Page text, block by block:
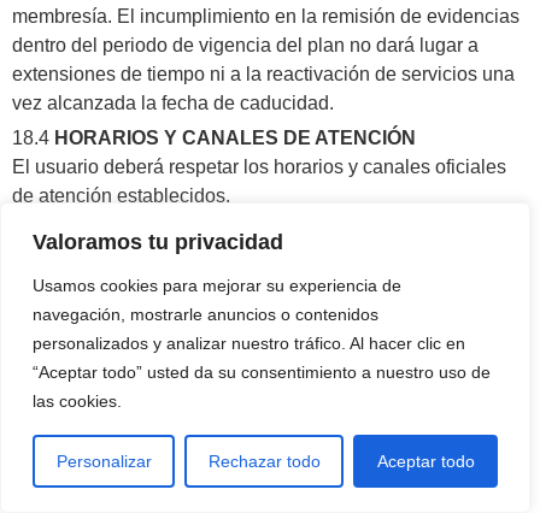
Valoramos tu privacidad
Usamos cookies para mejorar su experiencia de
navegación, mostrarle anuncios o contenidos
personalizados y analizar nuestro tráfico. Al hacer clic en
“Aceptar todo” usted da su consentimiento a nuestro uso de
las cookies.
Personalizar Rechazar todo Aceptar todo
membresía. El incumplimiento en la remisión de evidencias
dentro del periodo de vigencia del plan no dará lugar a
extensiones de tiempo ni a la reactivación de servicios una
vez alcanzada la fecha de caducidad.
18.4 HORARIOS Y CANALES DE ATENCIÓN
El usuario deberá respetar los horarios y canales oficiales
de atención establecidos.
Las comunicaciones realizadas fuera del horario laboral
generan obligación de respuesta ni derecho a reclamo
El uso indebido de los canales, incluyendo insistencia o
comunicaciones fuera de horario, podrá ser considerado
hostigamiento.
CONDUCTA DEL USUARIO
El usuario se compromete a mantener una conducta
basada en el respeto y la buena fe.
faltas de respeto, agresión verbal,